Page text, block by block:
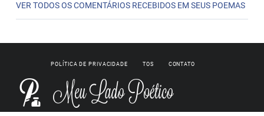
VER TODOS OS COMENTÁRIOS RECEBIDOS EM SEUS POEMAS
POLÍTICA DE PRIVACIDADE TOS CONTATO